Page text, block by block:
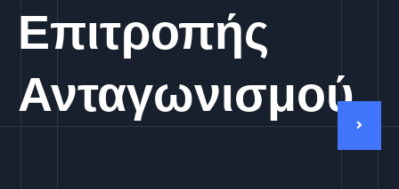
Επιτροπής
Ανταγωνισμού